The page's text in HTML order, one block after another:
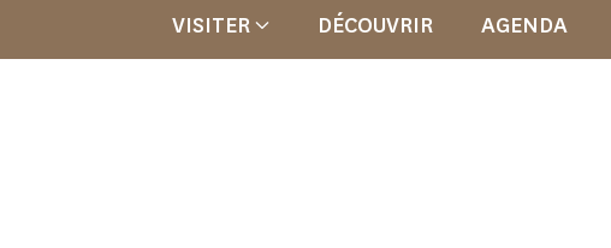
VISITER DÉCOUVRIR AGENDA